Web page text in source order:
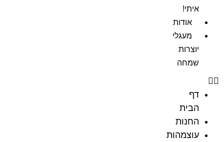
איתי!
אודות
מעגלי
יוצרות
שמחה
דף
הבית
החנות
עוצמהות